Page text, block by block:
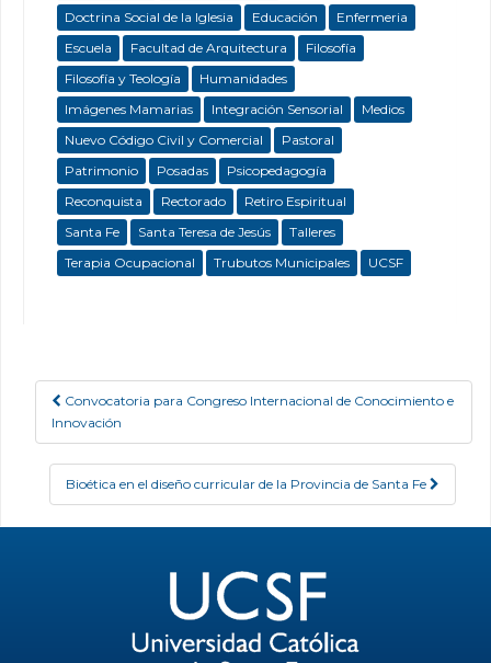
Doctrina Social de la Iglesia
Educación
Enfermeria
Escuela
Facultad de Arquitectura
Filosofía
Filosofía y Teología
Humanidades
Imágenes Mamarias
Integración Sensorial
Medios
Nuevo Código Civil y Comercial
Pastoral
Patrimonio
Posadas
Psicopedagogía
Reconquista
Rectorado
Retiro Espiritual
Santa Fe
Santa Teresa de Jesús
Talleres
Terapia Ocupacional
Trubutos Municipales UCSF
Post navigation
Convocatoria para Congreso Internacional de Conocimiento e
Innovación
Bioética en el diseño curricular de la Provincia de Santa Fe